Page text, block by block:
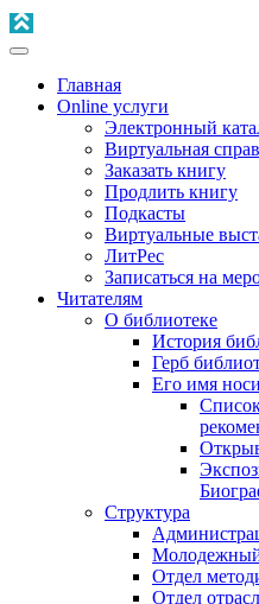
Главная
Online услуги
Электронный
Виртуальная
Заказать книгу
Продлить книгу
Подкасты
Виртуальные
ЛитРес
Записаться на
Читателям
О библиотеке
История
Герб
Его имя
Структура
Отдел
Отдел